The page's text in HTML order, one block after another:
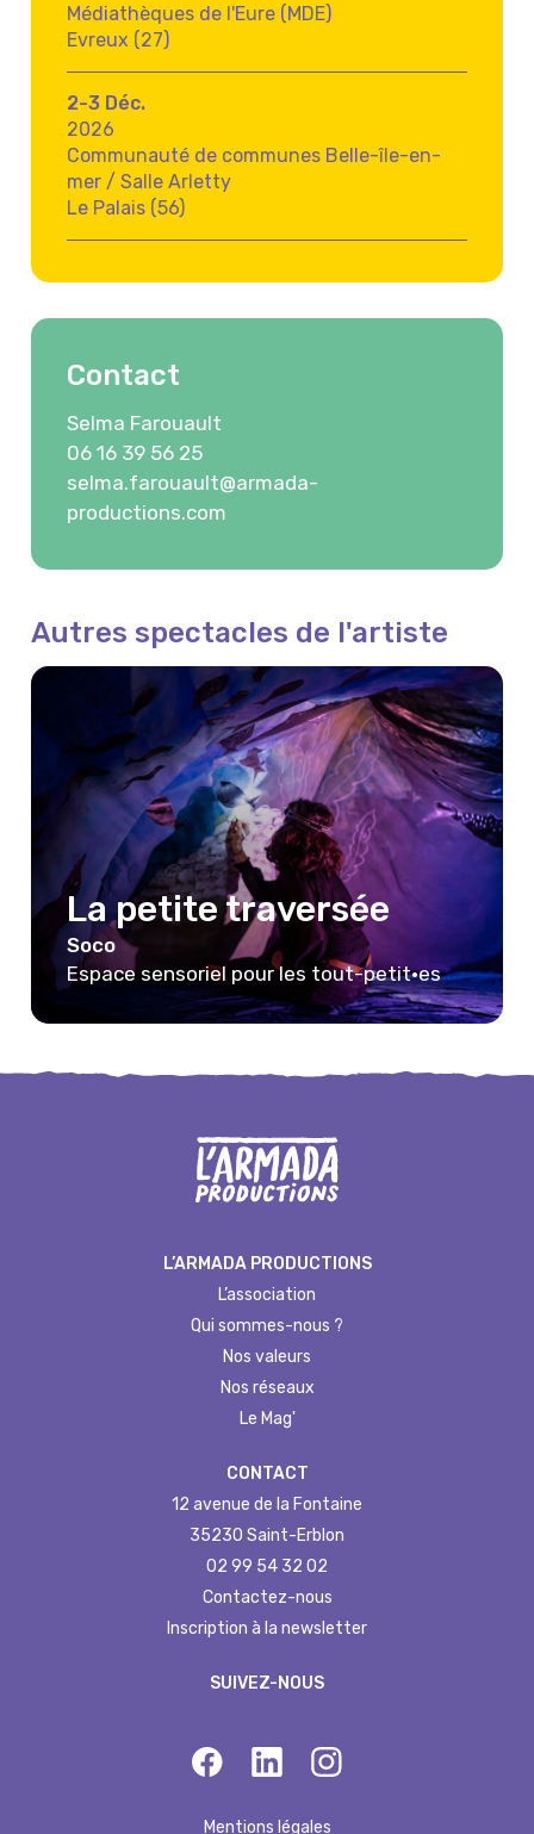
Médiathèques de l'Eure (MDE)
Evreux (27)
2-3 Déc.
2026
Communauté de communes Belle-île-en-
mer / Salle Arletty
Le Palais (56)
Contact
Selma Farouault
06 16 39 56 25
selma.farouault@armada-
productions.com
Autres spectacles de l'artiste
La petite traversée
Soco
Espace sensoriel pour les tout-petit·es
L’ARMADA PRODUCTIONS
L’association
Qui sommes-nous ?
Nos valeurs
Nos réseaux
Le Mag'
CONTACT
12 avenue de la Fontaine
35230 Saint-Erblon
02 99 54 32 02
Contactez-nous
Inscription à la newsletter
SUIVEZ-NOUS
Mentions légales